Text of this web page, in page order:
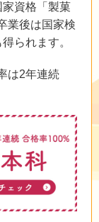
家資格「製菓
業後は国家検
られます。
は2年連続